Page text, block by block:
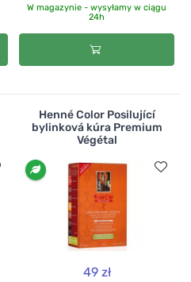
W magazynie - wysyłamy w ciągu
24h
Henné Color Posilující
bylinková kúra Premium
Végétal
49 zł